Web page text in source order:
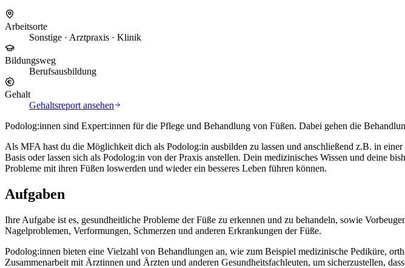
Arbeitsorte
Sonstige · Arztpraxis · Klinik
Bildungsweg
Berufsausbildung
Gehalt
Gehaltsreport ansehen
Podolog:innen sind Expert:innen für die Pflege und Behandlung von Füßen. Dabei gehen die
Als MFA hast du die Möglichkeit dich als Podolog:in ausbilden zu lassen und anschließend z.B. in
Basis oder lassen sich als Podolog:in von der Praxis anstellen. Dein medizinisches Wissen und deine
Probleme mit ihren Füßen loswerden und wieder ein besseres Leben führen können.
Aufgaben
Ihre Aufgabe ist es, gesundheitliche Probleme der Füße zu erkennen und zu behandeln, sowie
Nagelproblemen, Verformungen, Schmerzen und anderen Erkrankungen der Füße.
Podolog:innen bieten eine Vielzahl von Behandlungen an, wie zum Beispiel medizinische Pediküre,
Zusammenarbeit mit Ärztinnen und Ärzten und anderen Gesundheitsfachleuten, um sicherzustellen,